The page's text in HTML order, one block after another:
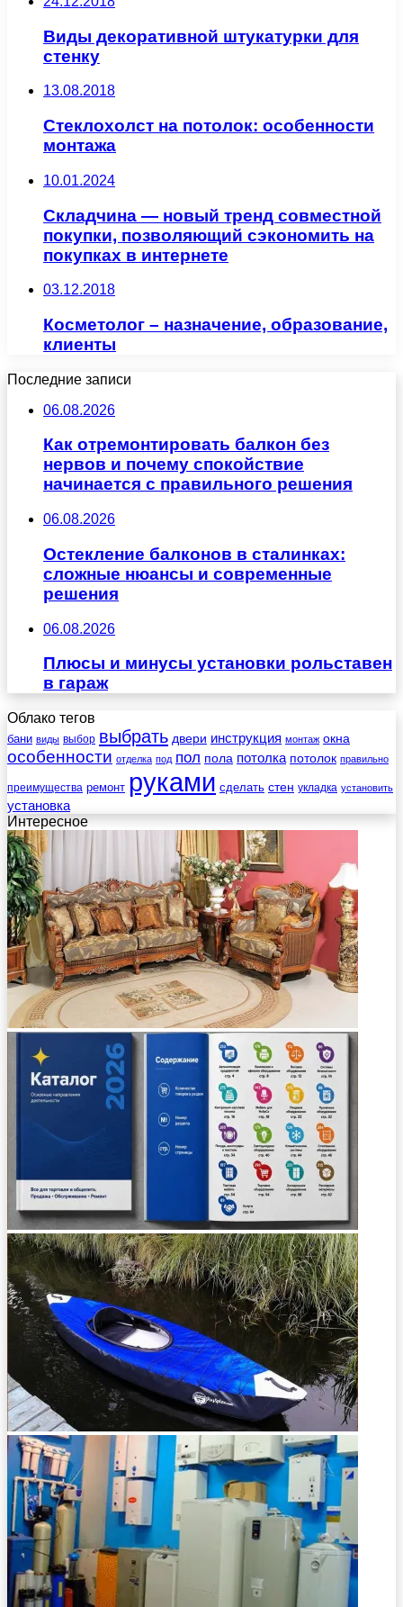
Виды декоративной штукатурки для
стенку
13.08.2018
Стеклохолст на потолок: особенности
монтажа
10.01.2024
Складчина — новый тренд совместной
покупки, позволяющий сэкономить на
покупках в интернете
03.12.2018
Косметолог – назначение, образование,
клиенты
Последние записи
06.08.2026
Как отремонтировать балкон без
нервов и почему спокойствие
начинается с правильного решения
06.08.2026
Остекление балконов в сталинках:
сложные нюансы и современные
решения
06.08.2026
Плюсы и минусы установки рольставен
в гараж
Облако тегов
бани виды выбор выбрать двери инструкция монтаж окна
особенности отделка под пол пола потолка потолок правильно
преимущества ремонт руками сделать стен укладка установить
установка
Интересное